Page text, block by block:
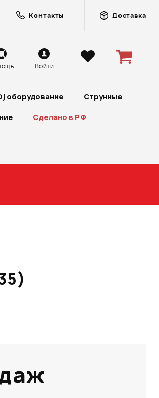
Контакты Доставка
Войти
оборудование Струнные
Сделано в РФ